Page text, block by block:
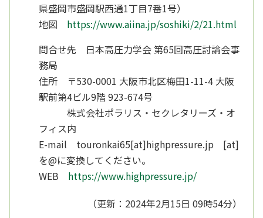
県盛岡市盛岡駅西通1丁目7番1号）
地図 https://www.aiina.jp/soshiki/2/21.html
問合せ先 日本高圧力学会 第65回高圧討論会事
務局
住所 〒530-0001 大阪市北区梅田1-11-4 大阪
駅前第4ビル9階 923-674号
株式会社ポラリス・セクレタリーズ・オ
フィス内
E-mail touronkai65[at]highpressure.jp [at]
を@に変換してください。
WEB https://www.highpressure.jp/
（更新：2024年2月15日 09時54分）